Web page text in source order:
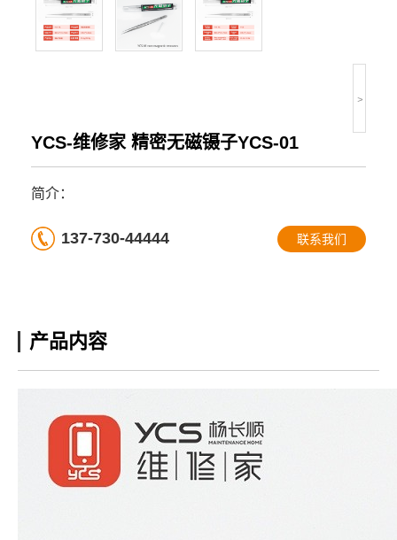
>
YCS-维修家 精密无磁镊子YCS-01
简介：
137-730-44444 联系我们
产品内容